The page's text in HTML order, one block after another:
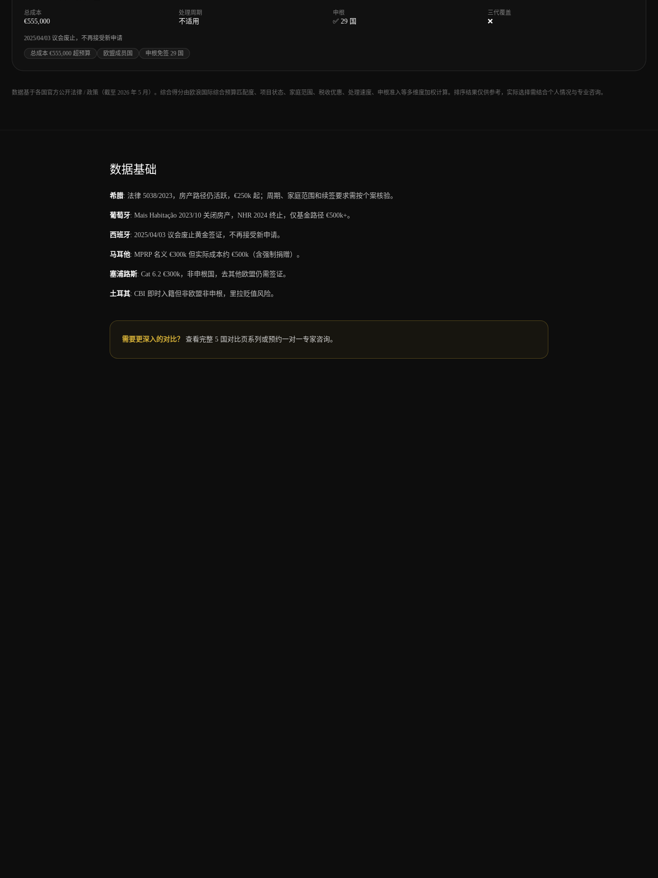
总成本
€555,000
处理周期
不适用
申根
✅ 29 国
三代覆盖
❌
2025/04/03 议会废止，不再接受新申请
总成本 €555,000 超预算 欧盟成员国 申根免签 29 国
数据基于各国官方公开法律 / 政策（截至 2026 年 5 月）。综合得分由欧浪国际综合预算匹配度、项目状态、家庭范围、税收优惠、处理速度、申根准入等多维度加权计算。排序结果仅供参考，实际选择需结合个人情况与专业咨询。
数据基础
希腊: 法律 5038/2023，房产路径仍活跃，€250k 起；周期、家庭范围和续签要求需按个案核验。
葡萄牙: Mais Habitação 2023/10 关闭房产，NHR 2024 终止，仅基金路径 €500k+。
西班牙: 2025/04/03 议会废止黄金签证，不再接受新申请。
马耳他: MPRP 名义 €300k 但实际成本约 €500k（含强制捐赠）。
塞浦路斯: Cat 6.2 €300k，非申根国，去其他欧盟仍需签证。
土耳其: CBI 即时入籍但非欧盟非申根，里拉贬值风险。
需要更深入的对比？ 查看完整 5 国对比页系列或预约一对一专家咨询。